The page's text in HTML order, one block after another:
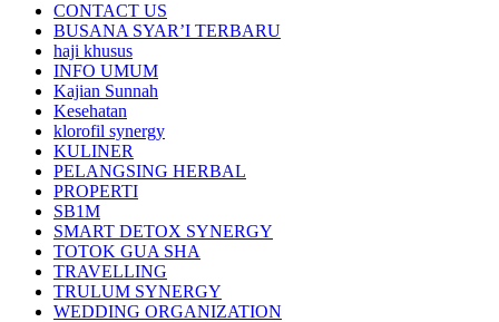
CONTACT US
BUSANA SYAR’I TERBARU
haji khusus
INFO UMUM
Kajian Sunnah
Kesehatan
klorofil synergy
KULINER
PELANGSING HERBAL
PROPERTI
SB1M
SMART DETOX SYNERGY
TOTOK GUA SHA
TRAVELLING
TRULUM SYNERGY
WEDDING ORGANIZATION